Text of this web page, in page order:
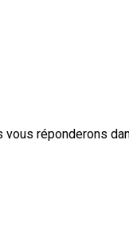
réponderons